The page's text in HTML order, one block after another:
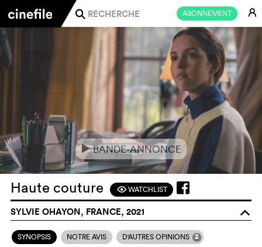
ABONNEMENT E
j
eBANDE-ANNONCE
Haute couture FWATCHLIST
SYLVIE OHAYON, FRANCE, 2021 o
SYNOPSIS NOTRE AVIS D'AUTRES OPINIONS 2